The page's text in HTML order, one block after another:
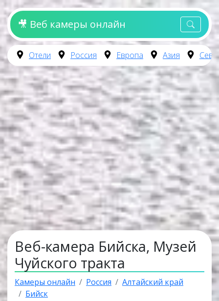
🎥 Веб камеры онлайн
Отели Россия Европа Азия
Веб-камера Бийска, Музей
Чуйского тракта
Камеры онлайн Россия
Алтайский край
Бийск